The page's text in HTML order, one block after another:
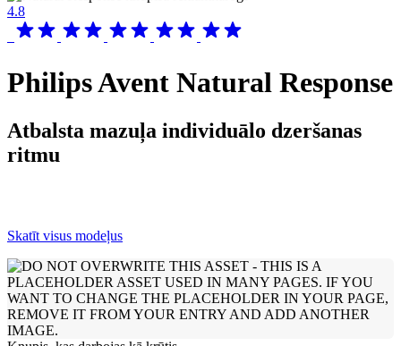
4.8
Philips Avent Natural Response
Atbalsta mazuļa individuālo dzeršanas
ritmu
Skatīt visus modeļus